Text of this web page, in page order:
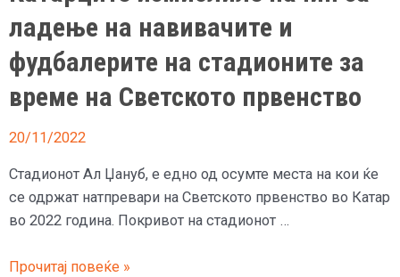
пораката
One
Love
ладење на навивачите и
фудбалерите на стадионите за
време на Светското првенство
20/11/2022
Стадионот Ал Џануб, е едно од осумте места на кои ќе
се одржат натпревари на Светското првенство во Катар
во 2022 година. Покривот на стадионот …
Катарците
Прочитај повеќе »